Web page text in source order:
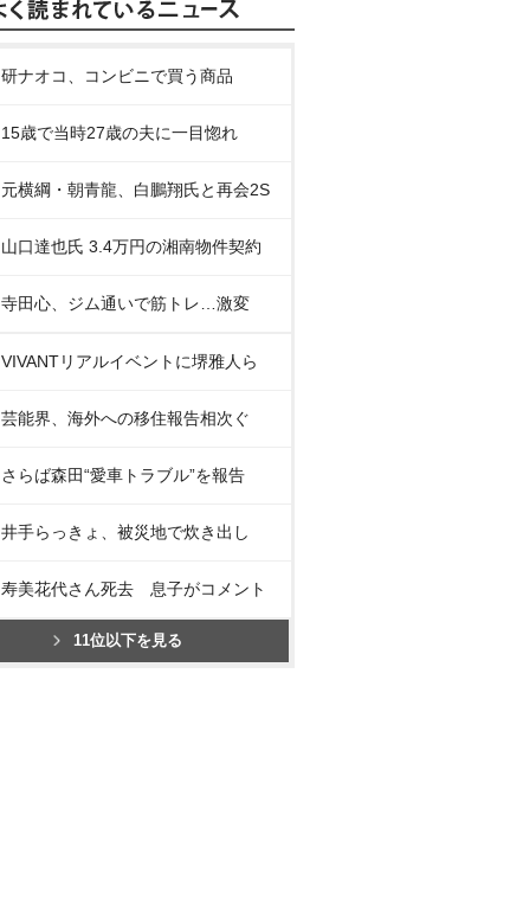
研ナオコ、コンビニで買う商品
15歳で当時27歳の夫に一目惚れ
元横綱・朝青龍、白鵬翔氏と再会2S
山口達也氏 3.4万円の湘南物件契約
寺田心、ジム通いで筋トレ…激変
VIVANTリアルイベントに堺雅人ら
芸能界、海外への移住報告相次ぐ
さらば森田“愛車トラブル”を報告
井手らっきょ、被災地で炊き出し
寿美花代さん死去 息子がコメント
11位以下を見る